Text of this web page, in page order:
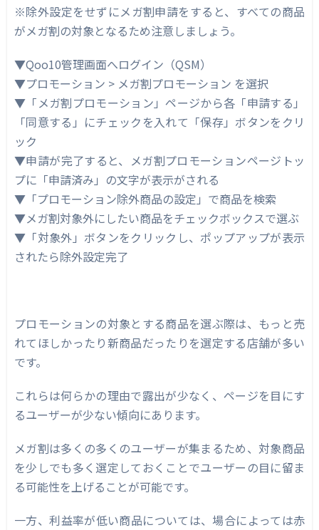
※除外設定をせずにメガ割申請をすると、すべての商品
がメガ割の対象となるため注意しましょう。
▼Qoo10管理画面へログイン（QSM）
▼プロモーション > メガ割プロモーション を選択
▼「メガ割プロモーション」ページから各「申請する」
「同意する」にチェックを入れて「保存」ボタンをクリ
ック
▼申請が完了すると、メガ割プロモーションページトッ
プに「申請済み」の文字が表示がされる
▼「プロモーション除外商品の設定」で商品を検索
▼メガ割対象外にしたい商品をチェックボックスで選ぶ
▼「対象外」ボタンをクリックし、ポップアップが表示
されたら除外設定完了
プロモーションの対象とする商品を選ぶ際は、もっと売
れてほしかったり新商品だったりを選定する店舗が多い
です。
これらは何らかの理由で露出が少なく、ページを目にす
るユーザーが少ない傾向にあります。
メガ割は多くの多くのユーザーが集まるため、対象商品
を少しでも多く選定しておくことでユーザーの目に留ま
る可能性を上げることが可能です。
一方、利益率が低い商品については、場合によっては赤